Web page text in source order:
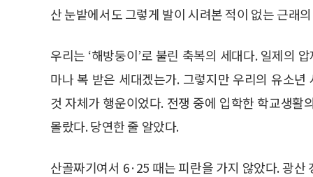
산 눈밭에서도 그렇게 발이 시려본 적이 없는 근래
우리는 ‘해방둥이’로 불린 축복의 세대다. 일제의
마나 복 받은 세대겠는가. 그렇지만 우리의 유소
것 자체가 행운이었다. 전쟁 중에 입학한 학교생
몰랐다. 당연한 줄 알았다.
산골짜기여서 6·25 때는 피란을 가지 않았다. 광